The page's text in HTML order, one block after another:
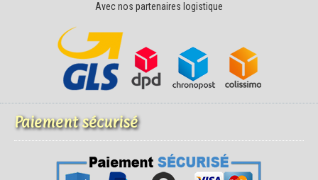
Avec nos partenaires logistique
Paiement sécurisé